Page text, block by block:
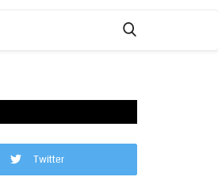
Twitter